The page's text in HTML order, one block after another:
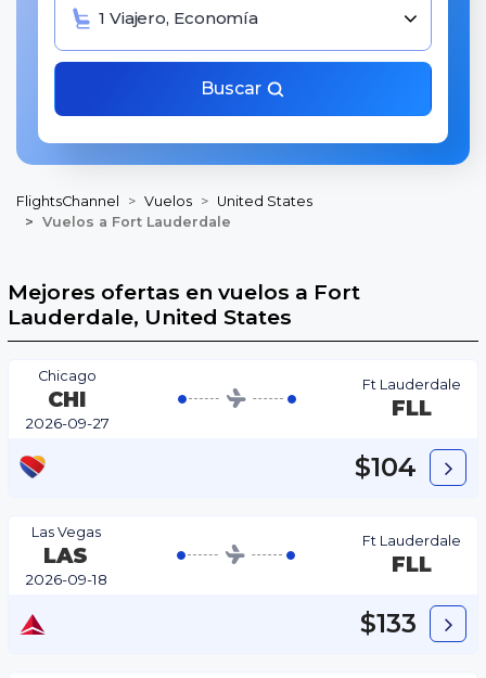
1 Viajero, Economía
Buscar
FlightsChannel Vuelos
United States
Vuelos a Fort Lauderdale
Mejores ofertas en vuelos a Fort
Lauderdale, United States
Chicago
CHI
2026-09-27
Ft Lauderdale
FLL
$104
Las Vegas
LAS
2026-09-18
Ft Lauderdale
FLL
$133